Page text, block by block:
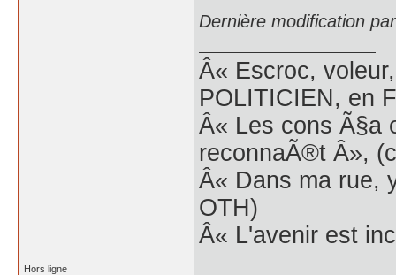
Dernière modification
Â« Escroc,
POLITICIEN, en
Â« Les cons Ã§a
reconnaÃ®t Â»,
Â« Dans ma rue,
OTH)
Â« L'avenir est
Hors ligne